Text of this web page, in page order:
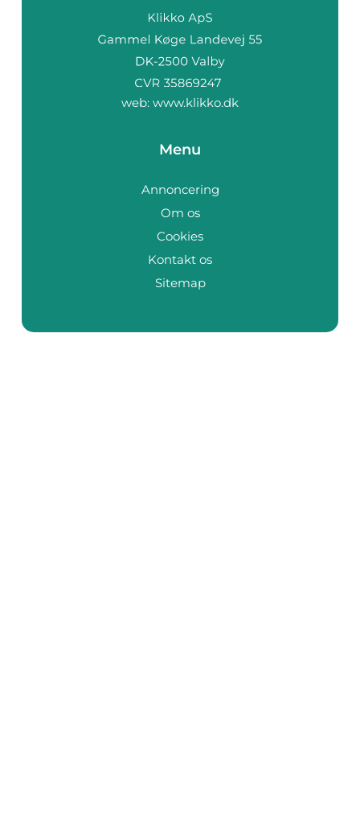
web: www.klikko.dk
Menu
Annoncering
Om os
Cookies
Kontakt os
Sitemap